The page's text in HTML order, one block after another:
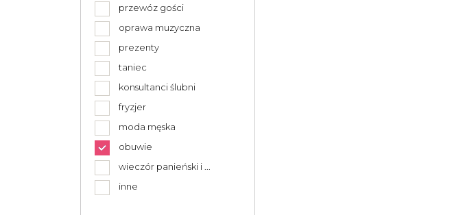
przewóz gości
oprawa muzyczna
prezenty
taniec
konsultanci ślubni
fryzjer
moda męska
obuwie
wieczór panieński i ...
inne